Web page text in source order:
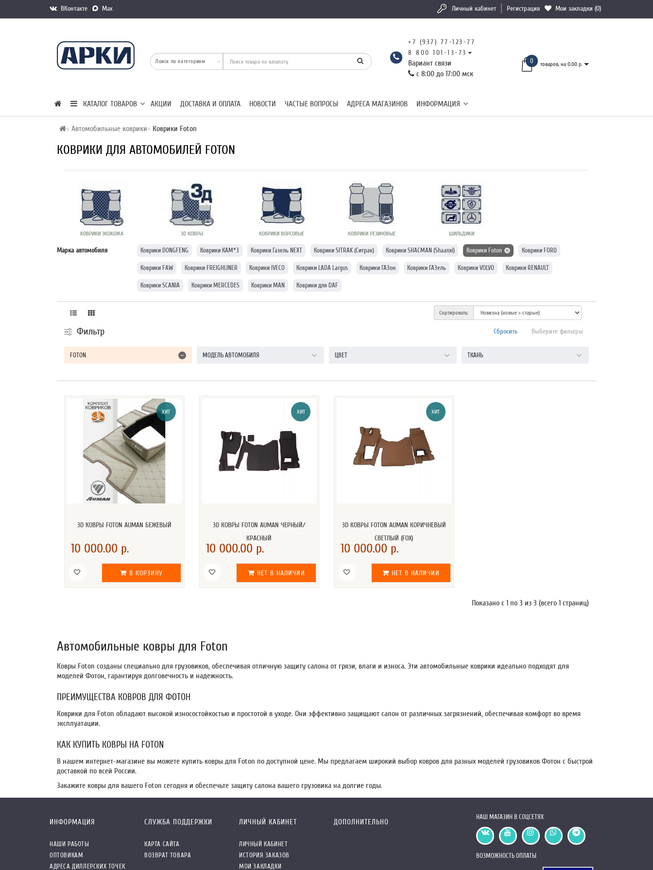
ВКонтакте Max Личный кабинет Регистрация Мои закладки (0)
+7 (937) 77-123-77
8 800 101-13-73
Вариант связи
с 8:00 до 17:00 мск
0 товаров, на 0.00 р.
КАТАЛОГ ТОВАРОВ АКЦИИ ДОСТАВКА И ОПЛАТА НОВОСТИ ЧАСТЫЕ ВОПРОСЫ АДРЕСА МАГАЗИНОВ ИНФОРМАЦИЯ
Автомобильные коврики Коврики Foton
КОВРИКИ ДЛЯ АВТОМОБИЛЕЙ FOTON
КОВРИКИ ЭКОКОЖА 3D КОВРЫ КОВРИКИ ВОРСОВЫЕ КОВРИКИ РЕЗИНОВЫЕ ШИЛЬДИКИ
Марка автомобиля Коврики DONGFENG Коврики КАМ*З Коврики Газель NEXT Коврики SITRAK (Ситрак) Коврики SHACMAN (Shaanxi) Коврики Foton Коврики FORD
Коврики FAW Коврики FREIGHLINER Коврики IVECO Коврики LADA Largus Коврики ГАЗон Коврики ГАЗель Коврики VOLVO Коврики RENAULT
Коврики SCANIA Коврики MERCEDES Коврики MAN Коврики для DAF
Сортировать:
Фильтр Сбросить Выберите фильтры
FOTON МОДЕЛЬ АВТОМОБИЛЯ ЦВЕТ ТКАНЬ
ХИТ
3D КОВРЫ FOTON AUMAN БЕЖЕВЫЙ
10 000.00 р.
В КОРЗИНУ
ХИТ
3D КОВРЫ FOTON AUMAN ЧЕРНЫЙ/
КРАСНЫЙ
10 000.00 р.
НЕТ В НАЛИЧИИ
ХИТ
3D КОВРЫ FOTON AUMAN КОРИЧНЕВЫЙ
СВЕТЛЫЙ (FOX)
10 000.00 р.
НЕТ В НАЛИЧИИ
Показано с 1 по 3 из 3 (всего 1 страниц)
Автомобильные ковры для Foton
Ковры Foton созданы специально для грузовиков, обеспечивая отличную защиту салона от грязи, влаги и износа. Эти автомобильные коврики идеально подходят для
моделей Фотон, гарантируя долговечность и надежность.
ПРЕИМУЩЕСТВА КОВРОВ ДЛЯ ФОТОН
Коврики для Foton обладают высокой износостойкостью и простотой в уходе. Они эффективно защищают салон от различных загрязнений, обеспечивая комфорт во время
эксплуатации.
КАК КУПИТЬ КОВРЫ НА FOTON
В нашем интернет-магазине вы можете купить ковры для Foton по доступной цене. Мы предлагаем широкий выбор ковров для разных моделей грузовиков Фотон с быстрой
доставкой по всей России.
Закажите ковры для вашего Foton сегодня и обеспечьте защиту салона вашего грузовика на долгие годы.
ИНФОРМАЦИЯ
НАШИ РАБОТЫ
ОПТОВИКАМ
АДРЕСА ДИЛЛЕРСКИХ ТОЧЕК
СЛУЖБА ПОДДЕРЖКИ
КАРТА САЙТА
ВОЗВРАТ ТОВАРА
ЛИЧНЫЙ КАБИНЕТ
ЛИЧНЫЙ КАБИНЕТ
ИСТОРИЯ ЗАКАЗОВ
МОИ ЗАКЛАДКИ
ДОПОЛНИТЕЛЬНО
НАШ МАГАЗИН В СОЦСЕТЯХ
ВОЗМОЖНОСТЬ ОПЛАТЫ